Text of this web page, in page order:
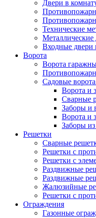
Двери в
Технические
Металлические
Входные двери
Ворота
Ворота
Садовые
Ворота и
Сварные
Заборы и
Ворота и
Заборы
Решетки
Сварные
Решетки с
Решетки с
Раздвижные
Раздвижные
Жалюзийные
Решетки с
Ограждения
Газонные